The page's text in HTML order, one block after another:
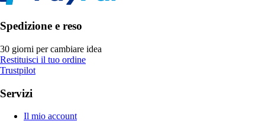
Spedizione e reso
30 giorni per cambiare idea
Restituisci il tuo ordine
Trustpilot
Servizi
Il mio account